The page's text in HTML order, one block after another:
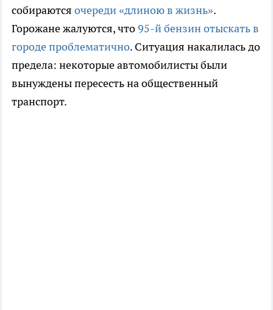
собираются очереди «длиною в жизнь».
Горожане жалуются, что95-й бензин отыскать в
городе проблематично. Ситуация накалилась до
предела: некоторые автомобилисты были
вынуждены пересесть на общественный
транспорт.